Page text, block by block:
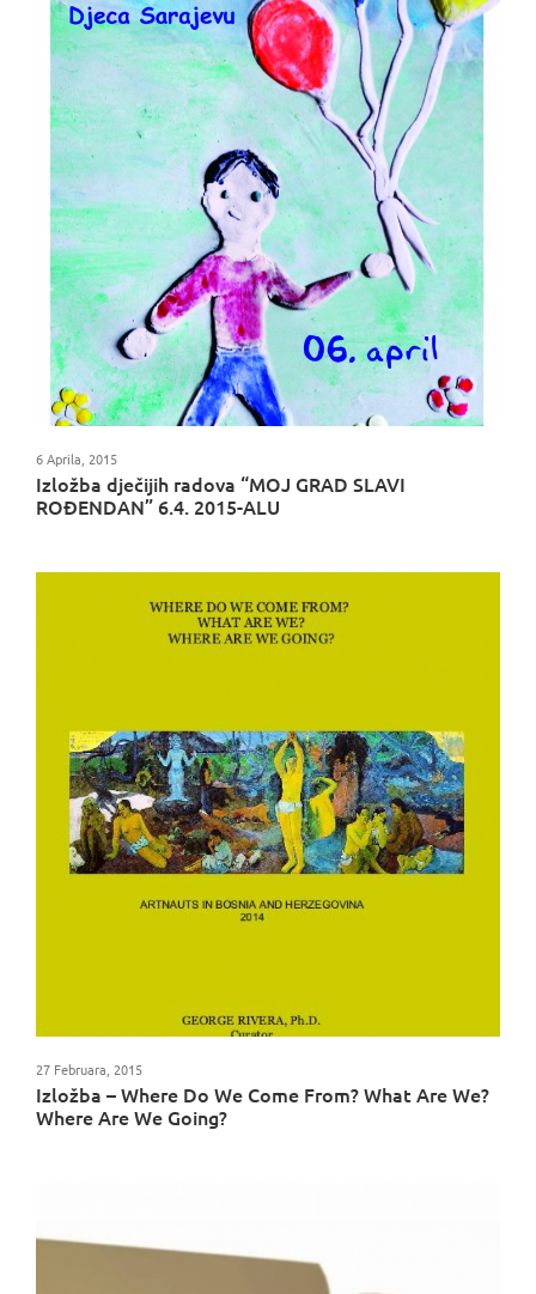
Izložba dječijih radova “MOJ GRAD SLAVI
ROĐENDAN” 6.4. 2015-ALU
6 Aprila, 2015
Izložba – Where Do We Come From? What Are We?
Where Are We Going?
27 Februara, 2015